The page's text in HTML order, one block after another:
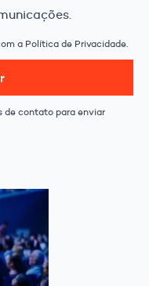
a Política de Privacidade.
de contato para enviar